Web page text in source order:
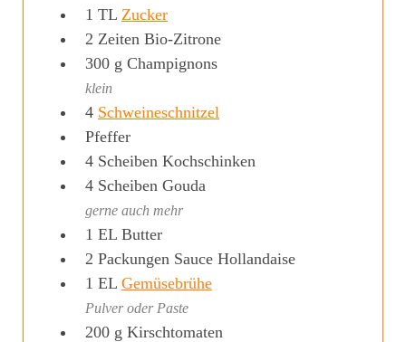
1 TL Zucker
2 Zeiten Bio-Zitrone
300 g Champignons
klein
4 Schweineschnitzel
Pfeffer
4 Scheiben Kochschinken
4 Scheiben Gouda
gerne auch mehr
1 EL Butter
2 Packungen Sauce Hollandaise
1 EL Gemüsebrühe
Pulver oder Paste
200 g Kirschtomaten